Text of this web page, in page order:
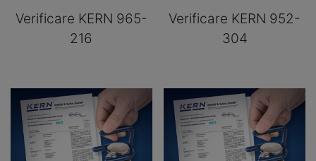
Verificare KERN 965-
216
Verificare KERN 952-
304